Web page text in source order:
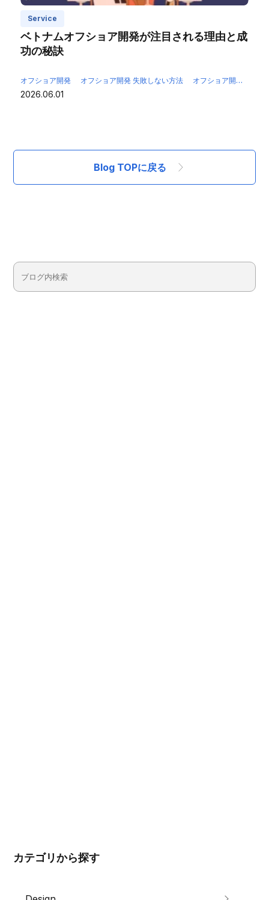
Service
ベトナムオフショア開発が注目される理由と成
功の秘訣
オフショア開発 オフショア開発 失敗しない方法 オフショア開発 成功のポイント
2026.06.01
Blog TOPに戻る
カテゴリから探す